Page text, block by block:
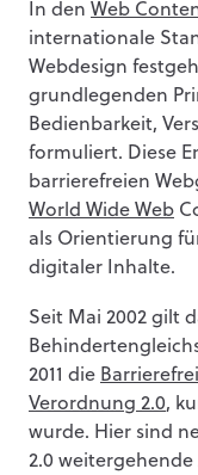
In den Web
internationale
Webdesign
grundlegenden
Bedienbarkeit,
formuliert. Diese
barrierefreien
World Wide Web
als Orientierung
digitaler Inhalte.
Seit Mai 2002 gilt
2011 die
Verordnung 2.0,
wurde. Hier sind
2.0